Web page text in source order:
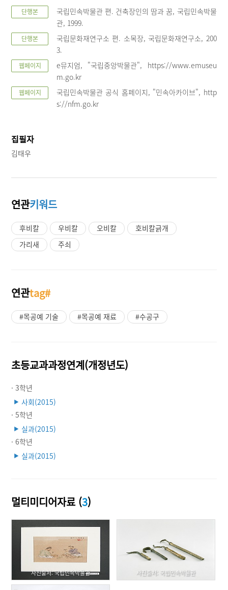
단행본
국립민속박물관 편. 건축장인의 땀과 꿈, 국립민속박물
관, 1999.
단행본
국립문화재연구소 편. 소목장, 국립문화재연구소, 200
3.
웹페이지
e뮤지엄, "국립중앙박물관", https://www.emuseu
m.go.kr
웹페이지
국립민속박물관 공식 홈페이지, "민속아카이브", http
s://nfm.go.kr
집필자
김태우
연관키워드
후비칼 우비칼 오비칼
호비칼긁개
가리새
주쇠
연관tag#
#목공예 기술 #목공예 재료 #수공구
초등교과과정연계(개정년도)
· 3학년
▶ 사회(2015)
· 5학년
▶ 실과(2015)
· 6학년
▶ 실과(2015)
멀티미디어자료 (3)
사진출처: 국립민속박물관 사진출처: 국립민속박물관